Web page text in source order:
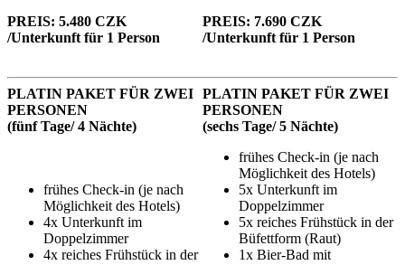
PREIS: 5.480 CZK
/Unterkunft für 1 Person
PREIS: 7.690 CZK
/Unterkunft für 1 Person
PLATIN PAKET FÜR ZWEI
PERSONEN
(fünf Tage/ 4 Nächte)
PLATIN PAKET FÜR ZWEI
PERSONEN
(sechs Tage/ 5 Nächte)
frühes Check-in (je nach
Möglichkeit des Hotels)
4x Unterkunft im
Doppelzimmer
4x reiches Frühstück in der
frühes Check-in (je nach
Möglichkeit des Hotels)
5x Unterkunft im
Doppelzimmer
5x reiches Frühstück in der
Büfettform (Raut)
1x Bier-Bad mit